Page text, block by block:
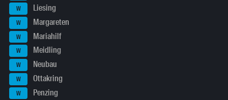
W Liesing
W Margareten
W Mariahilf
W Meidling
W Neubau
W Ottakring
W Penzing